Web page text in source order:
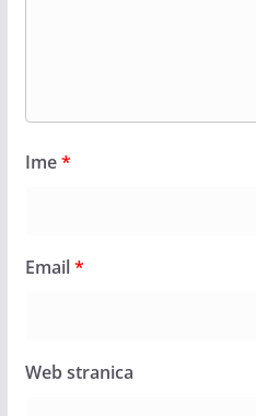
Ime*
Email*
Web stranica